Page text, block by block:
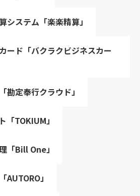
システム「楽楽精算」
ード「バクラクビジネスカー
勘定奉行クラウド」
「TOKIUM」
「Bill One」
」